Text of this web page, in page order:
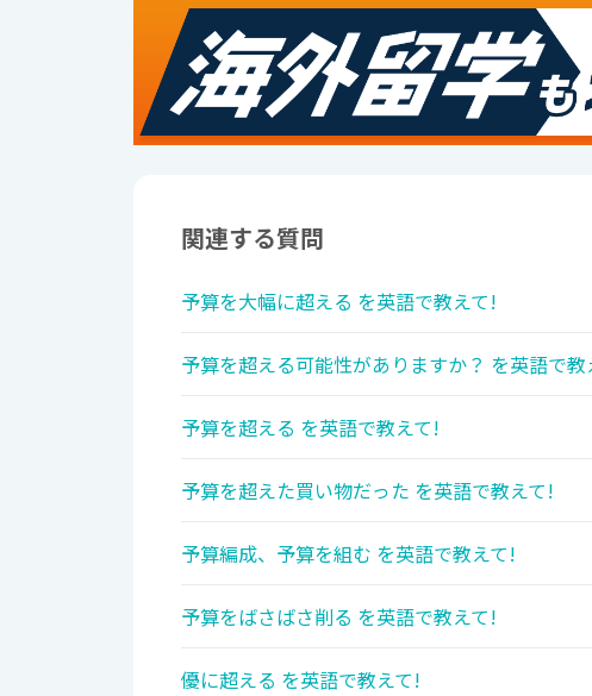
関連する質問
予算を大幅に超える を英語で教えて!
予算を超える可能性がありますか？ を英語で教
予算を超える を英語で教えて!
予算を超えた買い物だった を英語で教えて!
予算編成、予算を組む を英語で教えて!
予算をばさばさ削る を英語で教えて!
優に超える を英語で教えて!